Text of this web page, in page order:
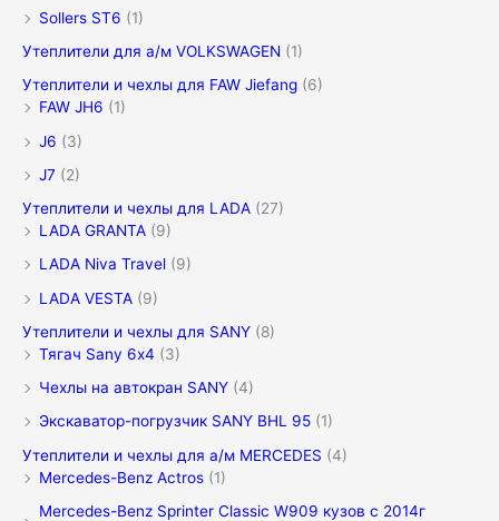
Sollers ST6 (1)
Утеплители для а/м VOLKSWAGEN (1)
Утеплители и чехлы для FAW Jiefang (6)
FAW JH6 (1)
J6 (3)
J7 (2)
Утеплители и чехлы для LADA (27)
LADA GRANTA (9)
LADA Niva Travel (9)
LADA VESTA (9)
Утеплители и чехлы для SANY (8)
Тягач Sany 6х4 (3)
Чехлы на автокран SANY (4)
Экскаватор-погрузчик SANY BHL 95 (1)
Утеплители и чехлы для а/м MERCEDES (4)
Mercedes-Benz Actros (1)
Mercedes-Benz Sprinter Classic W909 кузов с 2014г